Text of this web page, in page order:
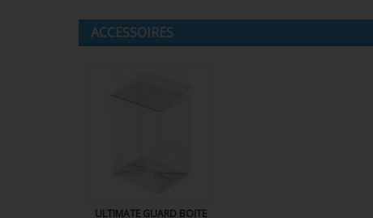
ACCESSOIRES
ULTIMATE GUARD BOITE